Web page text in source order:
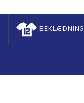
BEKLÆDNING